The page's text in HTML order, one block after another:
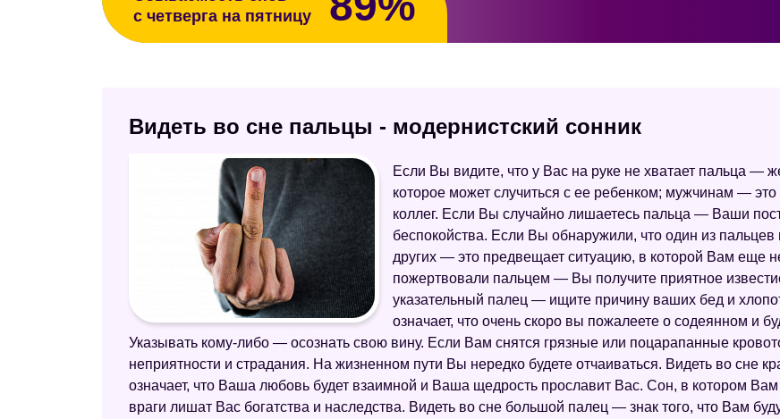
с четверга на пятницу
Видеть во сне пальцы - модернистский сонник
Если Вы видите, что у Вас на руке не хватает пальца —
которое может случиться с ее ребенком; мужчинам —
коллег. Если Вы случайно лишаетесь пальца — Ваши
беспокойства. Если Вы обнаружили, что один из
других — это предвещает ситуацию, в которой Вам еще
пожертвовали пальцем — Вы получите приятное
указательный палец — ищите причину ваших бед и
означает, что очень скоро вы пожалеете о содеянном и
Указывать кому-либо — осознать свою вину. Если Вам снятся грязные или поцарапанные
неприятности и страдания. На жизненном пути Вы нередко будете отчаиваться. Видеть во сне
означает, что Ваша любовь будет взаимной и Ваша щедрость прославит Вас. Сон, в котором
враги лишат Вас богатства и наследства. Видеть во сне большой палец — знак того, что Вам